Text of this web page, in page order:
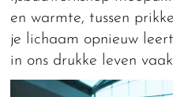
en warmte, tussen
je lichaam opnieuw
in ons drukke leven